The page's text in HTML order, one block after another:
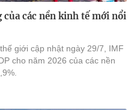
các nền kinh tế mới nổi
giới cập nhật ngày 29/7, IMF
cho năm 2026 của các nền